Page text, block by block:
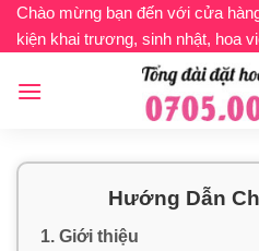
Bỏ
qua
dung
Chào mừng bạn đến với cửa
kiện khai trương, sinh nhật, hoa
Hướng Dẫn
1. Giới thiệu